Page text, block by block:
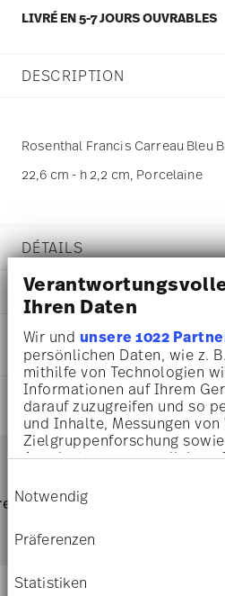
Ihren Daten
Wir und unsere 1022
persönlichen Daten, wie z.
mithilfe von Technologien
Informationen auf Ihrem
darauf zuzugreifen und so
und Inhalte, Messungen
Zielgruppenforschung
Angeboten zu ermöglichen.
Sie können Ihre
Cookie-Erklärung oder
Privacy Trigger Symbol
Informationen über
Notwendig
Präferenzen
Statistiken
LIVRÉ EN 5-7 JOURS OUVRABLES
DESCRIPTION
Rosenthal Francis Carreau Bleu
22,6 cm - h 2,2 cm, Porcelaine
DÉTAILS
Rosenthal
Francis
Carreau Bleu
Porcelaine
Carreau Bleu
10460-
4012438515649
DE
2016
Rond
DIMENSIONS
22,60 cm
22,60 cm
2,20 cm
335 gr
0,00
23 gr
358 gr
INSTRUCTIONS
SÉCURITÉ
Résistance au lave-vaisselle
EXPÉDITION ET RETOURS
Footer
Services